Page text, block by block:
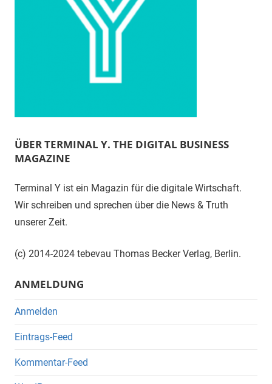
ÜBER TERMINAL Y. THE DIGITAL BUSINESS
MAGAZINE
Terminal Y ist ein Magazin für die digitale Wirtschaft.
Wir schreiben und sprechen über die News & Truth
unserer Zeit.
(c) 2014-2024 tebevau Thomas Becker Verlag, Berlin.
ANMELDUNG
Anmelden
Eintrags-Feed
Kommentar-Feed